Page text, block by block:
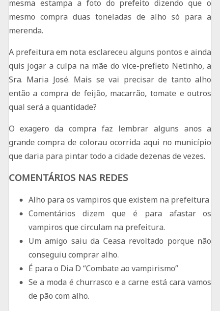
mesma estampa a foto do prefeito dizendo que o
mesmo compra duas toneladas de alho só para a
merenda.
A prefeitura em nota esclareceu alguns pontos e ainda
quis jogar a culpa na mãe do vice-prefieto Netinho, a
Sra. Maria José. Mais se vai precisar de tanto alho
então a compra de feijão, macarrão, tomate e outros
qual será a quantidade?
O exagero da compra faz lembrar alguns anos a
grande compra de colorau ocorrida aqui no município
que daria para pintar todo a cidade dezenas de vezes.
COMENTÁRIOS NAS REDES
Alho para os vampiros que existem na prefeitura
Comentários dizem que é para afastar os
vampiros que circulam na prefeitura.
Um amigo saiu da Ceasa revoltado porque não
conseguiu comprar alho.
É para o Dia D “Combate ao vampirismo”
Se a moda é churrasco e a carne está cara vamos
de pão com alho.